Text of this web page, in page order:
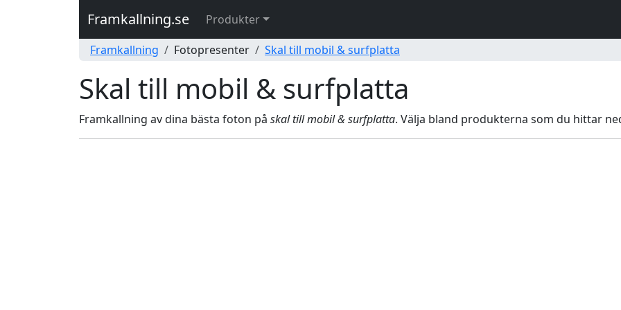
Framkallning.se
Produkter
Framkallning
Fotopresenter Skal till mobil & surfplatta
Skal till mobil & surfplatta
Framkallning av dina bästa foton på skal till mobil & surfplatta. Välja bland produkterna som du hittar